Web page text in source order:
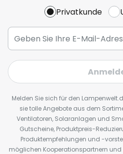
Privatkunde
Melden Sie sich für den
sie tolle Angebote aus dem
Ventilatoren, Solaranlagen und
Gutscheine, Produktpreis-
Produktempfehlungen und -
möglichen Kooperationspartnern